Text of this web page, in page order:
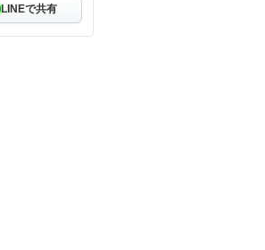
LINEで共有